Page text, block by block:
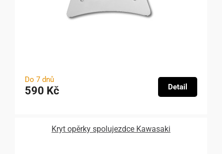
Do 7 dnů
590 Kč Detail
Kryt opěrky spolujezdce Kawasaki